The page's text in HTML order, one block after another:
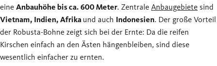
eine Anbauhöhe bis ca. 600 Meter. Zentrale Anbaugebiete sind
Vietnam, Indien, Afrika und auch Indonesien. Der große Vorteil
der Robusta-Bohne zeigt sich bei der Ernte: Da die reifen
Kirschen einfach an den Ästen hängenbleiben, sind diese
wesentlich einfacher zu ernten.